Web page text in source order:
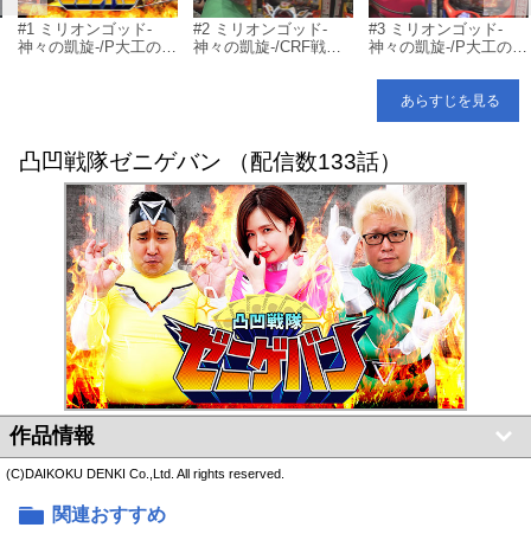
#1 ミリオンゴッド‐
神々の凱旋‐/P大工の源
#2 ミリオンゴッド‐
神々の凱旋‐/CRF戦姫
#3 ミリオンゴッド‐
神々の凱旋‐/P大工の源
あらすじを見る
凸凹戦隊ゼニゲバン （配信数133話）
作品情報
(C)DAIKOKU DENKI Co.,Ltd. All rights reserved.
関連おすすめ